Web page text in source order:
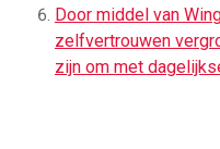
Door middel van
zelfvertrouwen
zijn om met